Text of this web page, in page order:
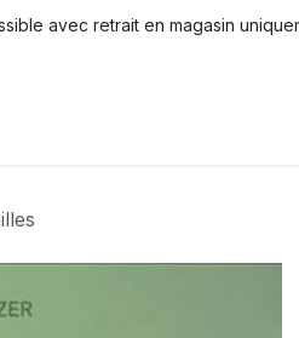
avec retrait en magasin